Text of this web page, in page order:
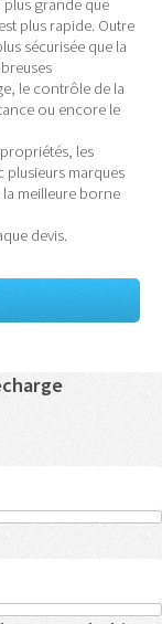
plus grande que
plus rapide. Outre
sécurisée que la
le contrôle de la
ou encore le
les
plusieurs marques
meilleure borne
devis.